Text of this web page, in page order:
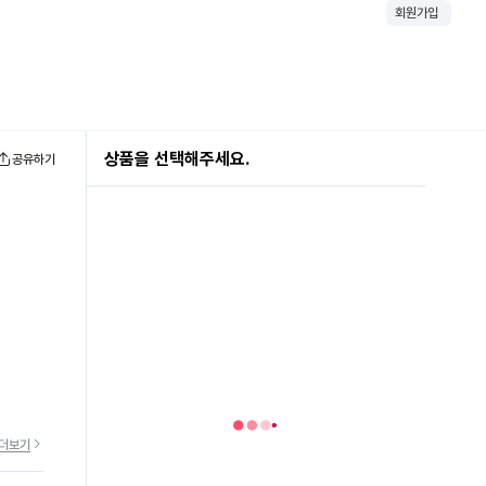
회원가입
공유하기
보기
상품을 선택해주세요.